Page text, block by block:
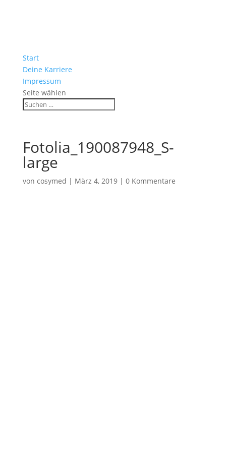
Start
Deine Karriere
Impressum
Seite wählen
Fotolia_190087948_S-
large
von cosymed | März 4, 2019| 0 Kommentare